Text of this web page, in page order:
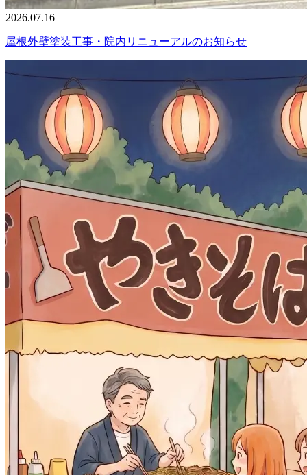
2026.07.16
屋根外壁塗装工事・院内リニューアルのお知らせ